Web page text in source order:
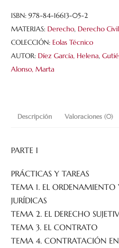
derecho
civil
del
turismo
cantidad
ISBN:978-84-16613-05-2
MATERIAS: Derecho, Derecho Civil
COLECCIÓN: Eolas Técnico
AUTOR: Díez García, Helena,
Alonso, Marta
Descripción Valoraciones (0)
PARTE I
PRÁCTICAS Y TAREAS
TEMA 1. EL ORDENAMIENTO
JURÍDICAS
TEMA 2. EL DERECHO
TEMA 3. EL CONTRATO
TEMA 4. CONTRATACIÓN